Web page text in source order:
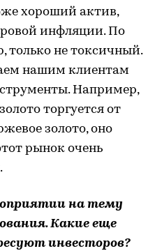
хороший актив,
инфляции. По
только не токсичный.
нашим клиентам
Например,
торгуется от
золото, оно
рынок очень
на тему
Какие еще
инвесторов?